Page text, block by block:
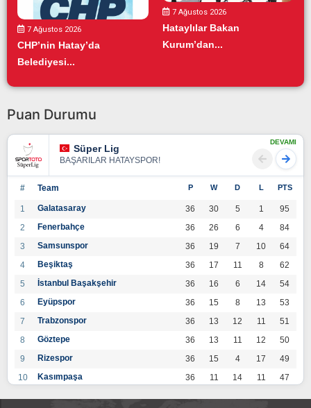
7 Ağustos 2026
CHP’nin Hatay’da
Belediyesi...
7 Ağustos 2026
Hataylılar Bakan
Kurum’dan...
Puan Durumu
Süper Lig
BAŞARILAR HATAYSPOR!
DEVAMI
# Team P W D L PTS
1 Galatasaray 36 30 5 1
95
2
Fenerbahçe 36 26 6 4
84
3
Samsunspor 36 19 7 10
64
4
Beşiktaş 36 17 11 8
62
5
İstanbul Başakşehir 36 16 6 14
54
6
Eyüpspor 36 15 8 13
53
7
Trabzonspor 36 13 12 11
51
8
Göztepe 36 13 11 12
50
9
Rizespor 36 15 4 17
49
10
Kasımpaşa 36 11 14 11
47